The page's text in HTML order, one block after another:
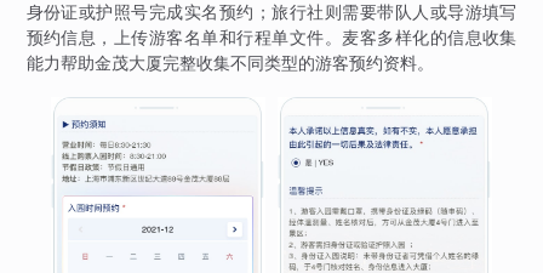
身份证或护照号完成实名预约；旅行社则需要带队人或导游填写
预约信息，上传游客名单和行程单文件。麦客多样化的信息收集
能力帮助金茂大厦完整收集不同类型的游客预约资料。